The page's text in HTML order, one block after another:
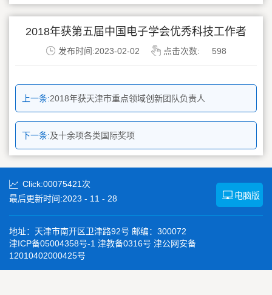
2018年获第五届中国电子学会优秀科技工作者
发布时间:2023-02-02 点击次数: 598
上一条:2018年获天津市重点领域创新团队负责人
下一条:及十余项各类国际奖项
Click:00075421 次
最后更新时间:2023 - 11 - 28 电脑版
地址：天津市南开区卫津路92号 邮编：300072
津ICP备05004358号-1 津教备0316号 津公网安备
12010402000425号